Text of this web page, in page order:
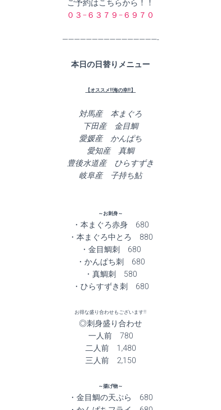
ご予約はこちらから！！
０３−６３７９−６９７０
————————————————-
本日の日替りメニュー
【オススメ!!海の幸!!】
対馬産 本まぐろ
下田産 金目鯛
愛媛産 かんぱち
愛知産 真鯛
豊後水道産 ひらすずき
岐阜産 子持ち鮎
～お刺身～
・本まぐろ赤身 680
・本まぐろ中とろ 880
・金目鯛刺 680
・かんぱち刺 680
・真鯛刺 580
・ひらすずき刺 680
お得な盛り合わせもございます!!
◎刺身盛り合わせ
一人前 780
二人前 1,480
三人前 2,150
～揚げ物～
・金目鯛の天ぷら 680